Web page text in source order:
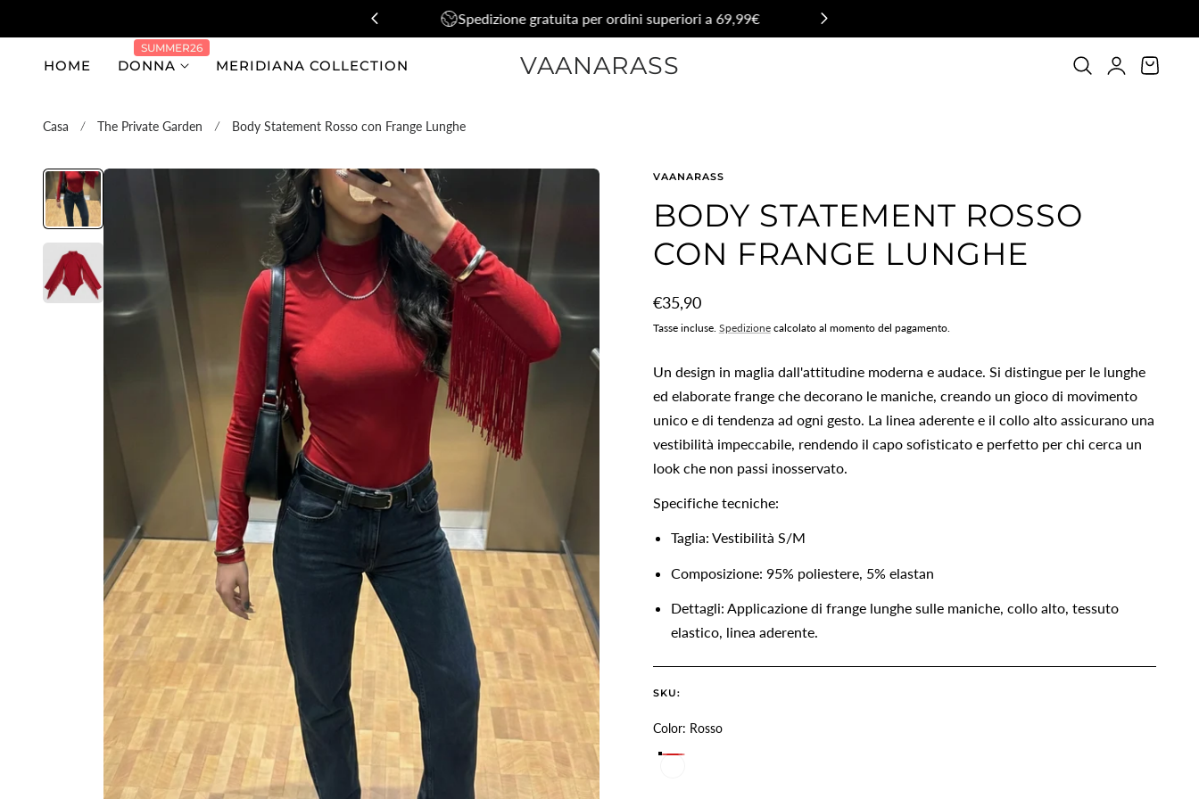
Spedizione gratuita per ordini superiori a 69,99€
HOME DONNA
SUMMER26
MERIDIANA COLLECTION VAANARASS Login Carrello
Casa The Private Garden Body Statement Rosso con Frange Lunghe
VAANARASS
BODY STATEMENT ROSSO
CON FRANGE LUNGHE
Prezzo
normale
€35,90
Tasse incluse. Spedizionecalcolato al momento del pagamento.
Un design in maglia dall'attitudine moderna e audace. Si distingue per le lunghe
ed elaborate frange che decorano le maniche, creando un gioco di movimento
unico e di tendenza ad ogni gesto. La linea aderente e il collo alto assicurano una
vestibilità impeccabile, rendendo il capo sofisticato e perfetto per chi cerca un
look che non passi inosservato.
Specifiche tecniche:
Taglia: Vestibilità S/M
Composizione: 95% poliestere, 5% elastan
Dettagli: Applicazione di frange lunghe sulle maniche, collo alto, tessuto
elastico, linea aderente.
SKU:
Color: Rosso